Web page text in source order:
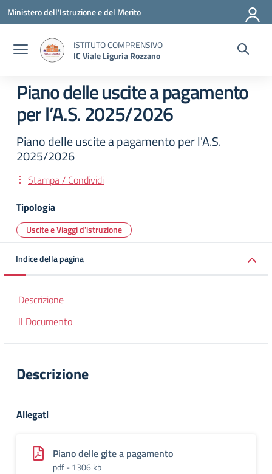
Vai ai contenuti
Vai al menu di navigazione
Vai al footer
Ministero dell'Istruzione e del Merito
ISTITUTO COMPRENSIVO
IC Viale Liguria Rozzano
Piano delle uscite a pagamento
per l’A.S. 2025/2026
Piano delle uscite a pagamento per l'A.S.
2025/2026
Stampa / Condividi
Tipologia
Uscite e Viaggi d'istruzione
Indice della pagina
Descrizione
Il Documento
Descrizione
Allegati
Piano delle gite a pagamento
pdf - 1306 kb